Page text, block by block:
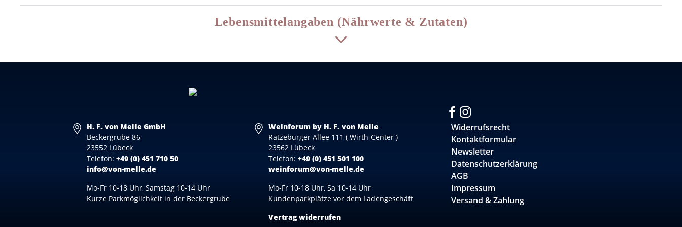
Lebensmittelangaben (Nährwerte & Zutaten)
H. F. von Melle GmbH
Beckergrube 86
23552 Lübeck
Telefon:+49 (0) 451 710 50
info@von-melle.de
Mo-Fr 10-18 Uhr, Samstag 10-14 Uhr
Kurze Parkmöglichkeit in der Beckergrube
Weinforum by H. F. von Melle
Ratzeburger Allee 111 ( Wirth-Center )
23562 Lübeck
Telefon: +49 (0) 451 501 100
weinforum@von-melle.de
Mo-Fr 10-18 Uhr, Sa 10-14 Uhr
Kundenparkplätze vor dem Ladengeschäft
Vertrag widerrufen
Widerrufsrecht
Kontaktformular
Newsletter
Datenschutzerklärung
AGB
Impressum
Versand & Zahlung